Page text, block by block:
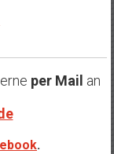
per Mail an
.